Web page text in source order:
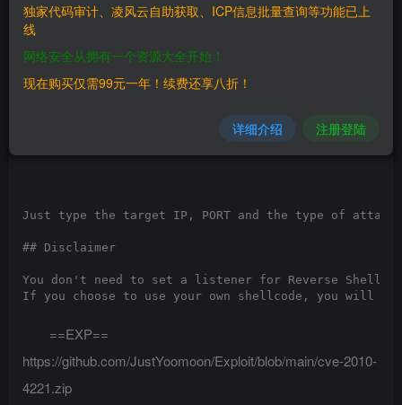
    Proftpd Telnet IAC remote generic exploit
    Writen by: F0rb1dd3n
                    2 - Bind Shell
3 - Your own shellcode (raw
Just type the target IP, PORT and the type of
## Disclaimer
You don't need to set a listener for Reverse
If you choose to use your own shellcode, you will
==EXP==
https://github.com/JustYoomoon/Exploit/blob/main/cve-2010-
4221.zip
独家代码审计、凌风云自助获取、ICP信息批量查询等功能已上
线
网络安全从拥有一个资源大全开始！
现在购买仅需99元一年！续费还享八折！
详细介绍 注册登陆